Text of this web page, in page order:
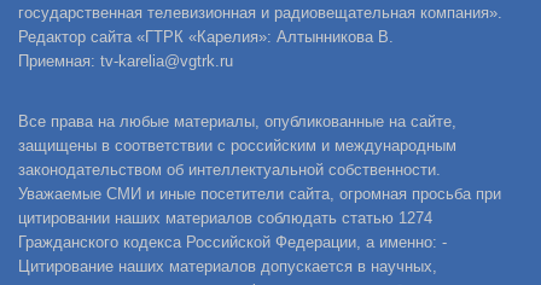
государственная телевизионная и радиовещательная компания».
Редактор сайта «ГТРК «Карелия»: Алтынникова В.
Приемная: tv-karelia@vgtrk.ru
Все права на любые материалы, опубликованные на сайте,
защищены в соответствии с российским и международным
законодательством об интеллектуальной собственности.
Уважаемые СМИ и иные посетители сайта, огромная просьба при
цитировании наших материалов соблюдать статью 1274
Гражданского кодекса Российской Федерации, а именно: -
Цитирование наших материалов допускается в научных,